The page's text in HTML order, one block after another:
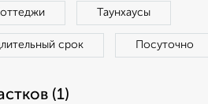
Таунхаусы
срок Посуточно
(1)